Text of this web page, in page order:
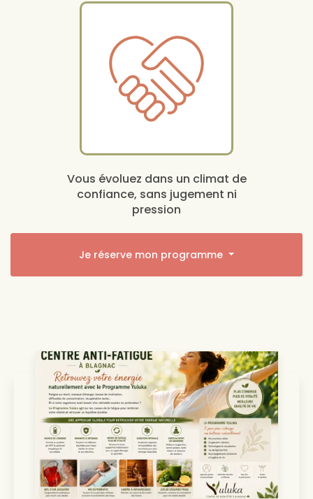
Vous évoluez dans un climat de
confiance, sans jugement ni
pression
Je réserve mon programme